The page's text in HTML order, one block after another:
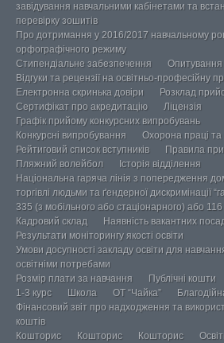
завідування навчальними кабінетами та
перевірку зошитів
Про дотримання у 2016/2017 навчальному
орфографічного режиму
Стипендіальне забезпечення
Опитування
Відгуки та рецензії на освітньо-професійну
Електронна скринька довіри
Розклад
Сертифікат про акредитацію
Ліцензія
Графік прийому конкурсних випробувань
Конкурсні випробування
Охорона праці
Рейтиговий список вступників
Правила
Пляжний волейбол
Історія відділення
Національна гаряча лінія з попередження
торгівлі людьми та ґендерної дискримінації
335 (з мобільного або стаціонарного) або
Кадровий склад
Наявність вакантних
Результати моніторингу якості освіти
Умови досупності закладу освіти для
освітніми потребами
Розмір плати за навчання
Публічні кошти
1-3 курс
Школа ОТ “Чайка”
Фінансовий звіт про надходження та
коштів
Кошторис
Кошторис Кошторис